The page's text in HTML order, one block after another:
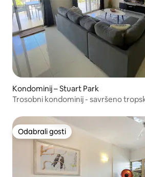
Kondominij – Stuart Park
Trosobni kondominij - savršeno
Odabrali gosti
Odabrali gosti